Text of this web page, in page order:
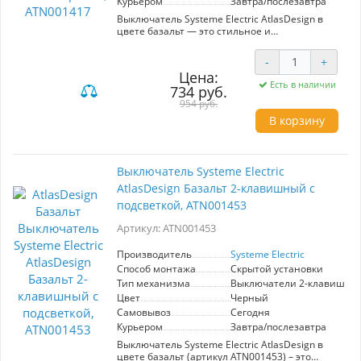
Выключатель Systeme Electric AtlasDesign в
цвете базальт — это стильное и
интерьеров. Модель ATN001417 оснащена
двумя кнопками с самовозвратом, что
обеспечивает удобное управление
освещением. Благодаря кнопочным
механизму, вы получите мгновенный отклик и
простоту в использовании. Цвет базальт
максимально гармонично впишется в любое
Высококачественные материалы гарантируют
долговечность и надежность при
эксплуатации, а также добавляют
эстетическую привлекательность. Выбор этого
выключателя — это сочетание элегантного
дизайна и практичности, что делает его
идеальным элементом для вашего дома или
офиса. Простой в установке и использовании,
он подойдет как для новых электрических
систем, так и для замены старых устройств.
Цена:
734 руб.
954 руб.
- +
Есть в наличии
В корзину
Выключатель Systeme Electric
AtlasDesign Базальт 2-клавишный с
подсветкой, ATN001453
Артикул: ATN001453
Производитель
Systeme Electric
Способ монтажа
Скрытой установки
Тип механизма
Выключатели 2-
Цвет
Черный
Самовывоз
Сегодня
Курьером
Завтра/послезавтра
Выключатель Systeme Electric AtlasDesign в
цвете базальт (артикул ATN001453) – это